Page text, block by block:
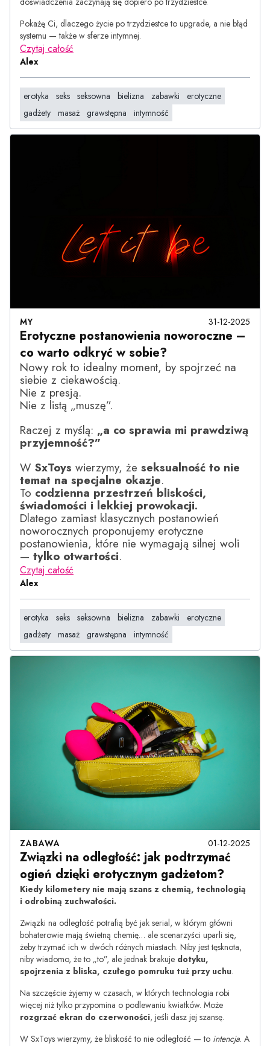
Pokażę Ci, dlaczego życie po trzydziestce to upgrade, a nie błąd
systemu — także w sferze intymnej.
Czytaj całość
Alex
erotyka seks seksowna bielizna zabawki
erotyczne
gadżety masaż grawstępna intymność
MY 31-12-2025
Erotyczne postanowienia noworoczne –
co warto odkryć w sobie?
Nowy rok to idealny moment, by spojrzeć na
siebie z ciekawością.
Nie z presją.
Nie z listą „muszę”.
Raczej z myślą: „a co sprawia mi prawdziwą
przyjemność?”
W SxToys wierzymy, że seksualność to nie
temat na specjalne okazje.
To codzienna przestrzeń bliskości,
świadomości i lekkiej prowokacji.
Dlatego zamiast klasycznych postanowień
noworocznych proponujemy erotyczne
postanowienia, które nie wymagają silnej woli
— tylko otwartości.
Czytaj całość
Alex
erotyka seks seksowna bielizna zabawki
erotyczne
gadżety masaż grawstępna intymność
ZABAWA 01-12-2025
Związki na odległość: jak podtrzymać
ogień dzięki erotycznym gadżetom?
Kiedy kilometery nie mają szans z chemią, technologią
i odrobiną zuchwałości.
Związki na odległość potrafią być jak serial, w którym główni
bohaterowie mają świetną chemię… ale scenarzyści uparli się,
żeby trzymać ich w dwóch różnych miastach. Niby jest tęsknota,
niby wiadomo, że to „to”, ale jednak brakuje dotyku,
spojrzenia z bliska, czułego pomruku tuż przy uchu.
Na szczęście żyjemy w czasach, w których technologia robi
więcej niż tylko przypomina o podlewaniu kwiatków. Może
rozgrzać ekran do czerwoności, jeśli dasz jej szansę.
W SxToys wierzymy, że bliskość to nie odległość — to intencja. A